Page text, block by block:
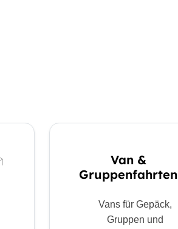
Van &
Gruppenfahrten
Vans für Gepäck,
Gruppen und